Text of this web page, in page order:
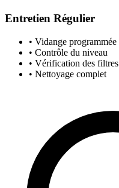
Entretien Régulier
• Vidange programmée
• Contrôle du niveau
• Vérification des filtres
• Nettoyage complet